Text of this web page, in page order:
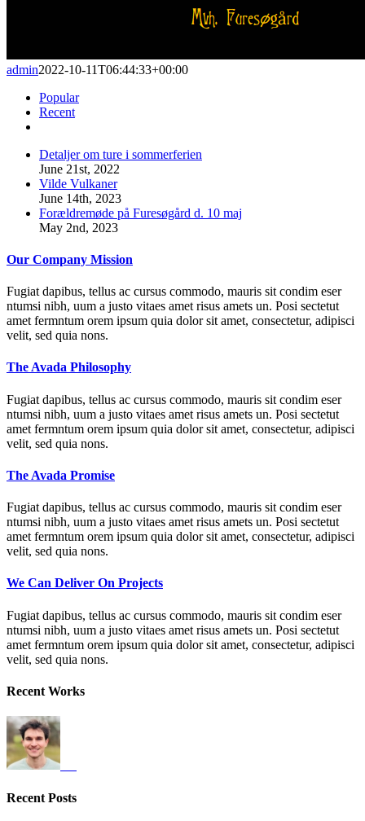
admin2022-10-11T06:44:33+00:00
Popular
Recent
Detaljer om ture i sommerferien
June 21st, 2022
Vilde Vulkaner
June 14th, 2023
Forældremøde på Furesøgård d. 10 maj
May 2nd, 2023
Our Company Mission
Fugiat dapibus, tellus ac cursus commodo, mauris sit condim eser
ntumsi nibh, uum a justo vitaes amet risus amets un. Posi sectetut
amet fermntum orem ipsum quia dolor sit amet, consectetur, adipisci
velit, sed quia nons.
The Avada Philosophy
Fugiat dapibus, tellus ac cursus commodo, mauris sit condim eser
ntumsi nibh, uum a justo vitaes amet risus amets un. Posi sectetut
amet fermntum orem ipsum quia dolor sit amet, consectetur, adipisci
velit, sed quia nons.
The Avada Promise
Fugiat dapibus, tellus ac cursus commodo, mauris sit condim eser
ntumsi nibh, uum a justo vitaes amet risus amets un. Posi sectetut
amet fermntum orem ipsum quia dolor sit amet, consectetur, adipisci
velit, sed quia nons.
We Can Deliver On Projects
Fugiat dapibus, tellus ac cursus commodo, mauris sit condim eser
ntumsi nibh, uum a justo vitaes amet risus amets un. Posi sectetut
amet fermntum orem ipsum quia dolor sit amet, consectetur, adipisci
velit, sed quia nons.
Recent Works
Recent Posts